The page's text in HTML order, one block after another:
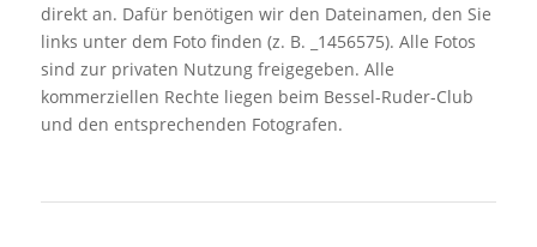
direkt an. Dafür benötigen wir den Dateinamen, den Sie
links unter dem Foto finden (z. B. _1456575). Alle Fotos
sind zur privaten Nutzung freigegeben. Alle
kommerziellen Rechte liegen beim Bessel-Ruder-Club
und den entsprechenden Fotografen.